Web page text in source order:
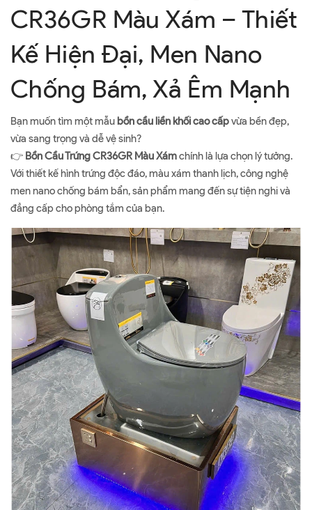
CR36GR Màu Xám – Thiết
Kế Hiện Đại, Men Nano
Chống Bám, Xả Êm Mạnh
Bạn muốn tìm một mẫu bồn cầu liền khối cao cấpvừa bền đẹp,
vừa sang trọng và dễ vệ sinh?
👉 Bồn Cầu Trứng CR36GR Màu Xámchính là lựa chọn lý tưởng.
Với thiết kế hình trứng độc đáo, màu xám thanh lịch, công nghệ
men nano chống bám bẩn, sản phẩm mang đến sự tiện nghi và
đẳng cấp cho phòng tắm của bạn.